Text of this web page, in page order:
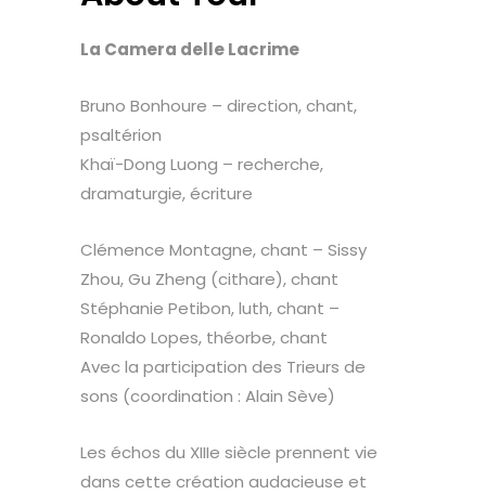
La Camera delle Lacrime
Bruno Bonhoure – direction, chant,
psaltérion
Khaï-Dong Luong – recherche,
dramaturgie, écriture
Clémence Montagne, chant – Sissy
Zhou, Gu Zheng (cithare), chant
Stéphanie Petibon, luth, chant –
Ronaldo Lopes, théorbe, chant
Avec la participation des Trieurs de
sons (coordination : Alain Sève)
Les échos du XIIIe siècle prennent vie
dans cette création audacieuse et